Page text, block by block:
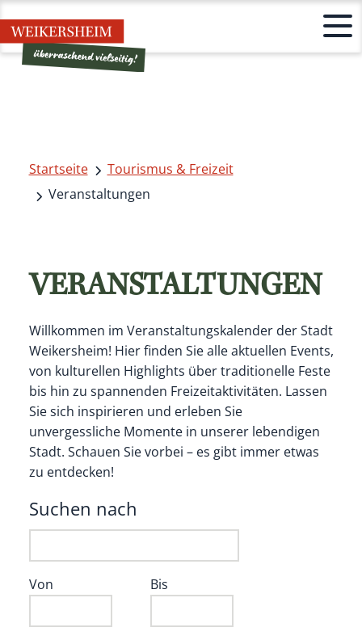
Startseite
Tourismus & Freizeit
Veranstaltungen
VERANSTALTUNGEN
Willkommen im Veranstaltungskalender der Stadt
Weikersheim! Hier finden Sie alle aktuellen Events,
von kulturellen Highlights über traditionelle Feste
bis hin zu spannenden Freizeitaktivitäten. Lassen
Sie sich inspirieren und erleben Sie
unvergessliche Momente in unserer lebendigen
Stadt. Schauen Sie vorbei – es gibt immer etwas
zu entdecken!
Suchen nach
Von Bis